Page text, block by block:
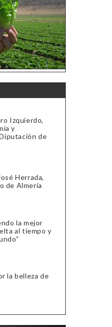
Izquierdo,
y
de
Herrada,
de Almería
la mejor
al tiempo y
la belleza de